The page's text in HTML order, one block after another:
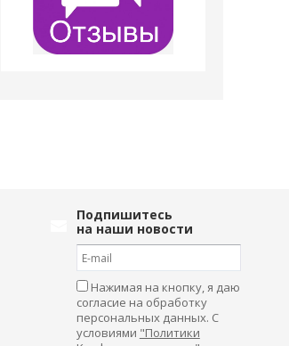
Подпишитесь
на наши новости
Нажимая на кнопку, я даю
согласие на обработку
персональных данных. С
условиями "Политики